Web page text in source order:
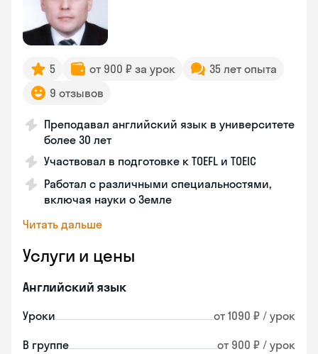
5 от 900 ₽ за урок
35 лет опыта
9 отзывов
Преподавал английский язык в университете
более 30 лет
Участвовал в подготовке к TOEFL и TOEIC
Работал с различными специальностями,
включая науки о Земле
Читать дальше
Услуги и цены
Английский язык
Уроки от 1090 ₽ / урок
В группе от 900 ₽ / урок